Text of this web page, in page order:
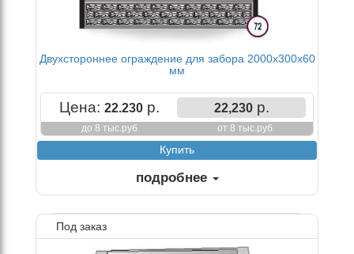
Двухстороннее ограждение для забора 2000х300х60
мм
Цена: 22.230р.
до 8 тыс.руб
22,230р.
от 8 тыс.руб
подробнее
Под заказ